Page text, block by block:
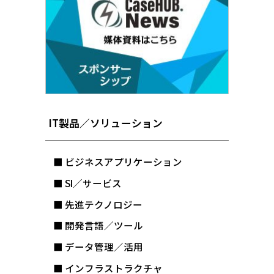
IT製品／ソリューション
■ ビジネスアプリケーション
■ SI／サービス
■ 先進テクノロジー
■ 開発言語／ツール
■ データ管理／活用
■ インフラストラクチャ